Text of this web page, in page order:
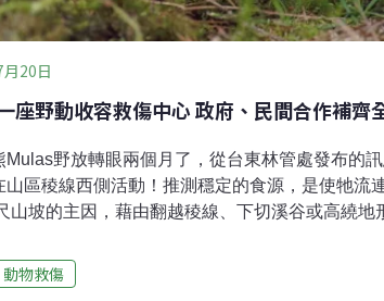
20日
座野動收容救傷中心 政府、民間合作補齊
Mulas野放轉眼兩個月了，從台東林管處發布的
山區稜線西側活動！推測穩定的食源，是使牠流
山坡的主因，藉由翻越稜線、下切溪谷或高繞地
林務局統計，過去5年有576件極度瀕絕保育類野
中有304隻救傷個體重返野外。Mulas是其中一隻
動物救傷